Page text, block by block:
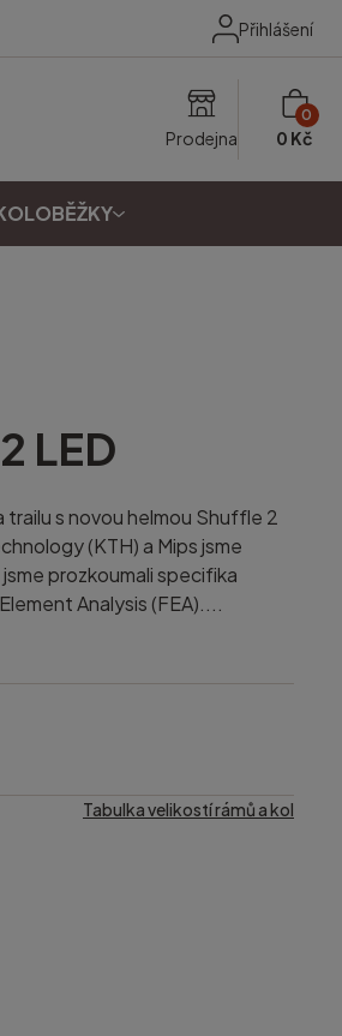
Přihlášení
Prodejna
0
0 Kč
LED
s novou helmou Shuffle 2
(KTH) a Mips jsme
prozkoumali specifika
Analysis (FEA)....
Tabulka velikostí rámů a kol